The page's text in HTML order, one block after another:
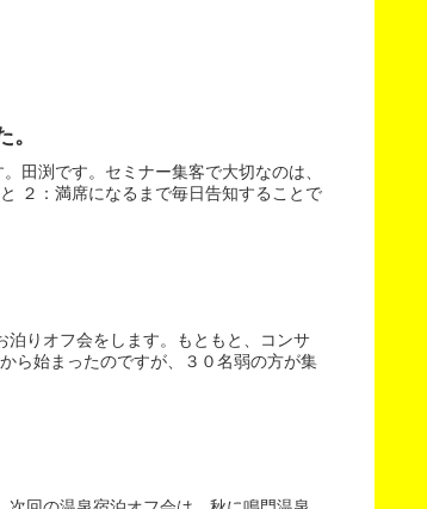
田渕です。セミナー集客で大切なのは、
２：満席になるまで毎日告知することで
りオフ会をします。もともと、コンサ
ら始まったのですが、３０名弱の方が集